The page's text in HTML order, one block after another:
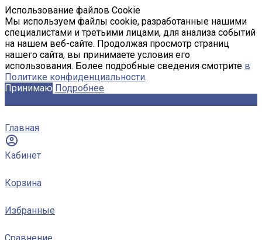
Использование файлов Cookie
Мы используем файлы cookie, разработанные нашими
специалистами и третьими лицами, для анализа событий
на нашем веб-сайте. Продолжая просмотр страниц
нашего сайта, вы принимаете условия его
использования. Более подробные сведения смотрите в
Политике конфиденциальности.
Принимаю Подробнее
Главная
Кабинет
Корзина
Избранные